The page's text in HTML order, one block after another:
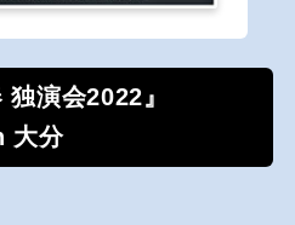
独演会2022』
大分